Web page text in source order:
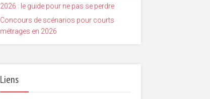
2026 : le guide pour ne pas se perdre
Concours de scénarios pour courts
métrages en 2026
Liens